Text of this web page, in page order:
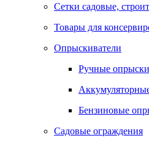
Сетки садовые,
Товары для
Опрыскиватели
Ручные
Бензиновые
Садовые ограждения